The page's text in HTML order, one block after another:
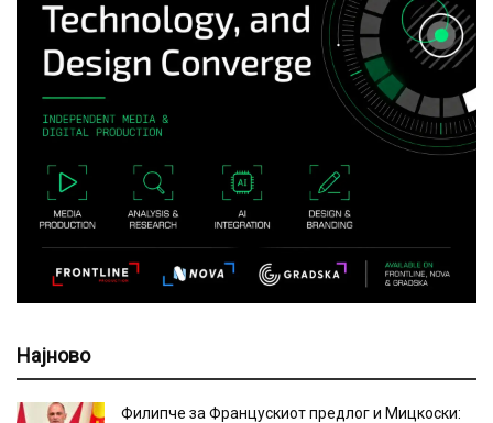
Најново
Филипче за Францускиот предлог и Мицкоски: